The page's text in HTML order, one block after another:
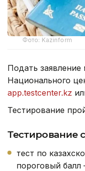
Фото: Kazinform
Подать
Национального
app.testcenter.kz
Тестирование
Тестирование
тест по
пороговый балл